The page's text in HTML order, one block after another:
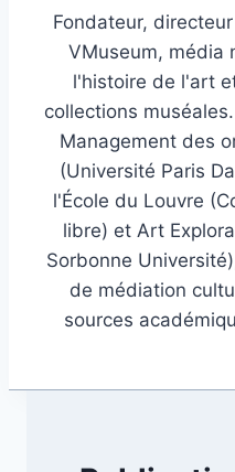
Fondateur,
VMuseum, média
l'histoire de l'art
collections
Management des
(Université Paris
l'École du Louvre
libre) et Art
Sorbonne
de médiation
sources